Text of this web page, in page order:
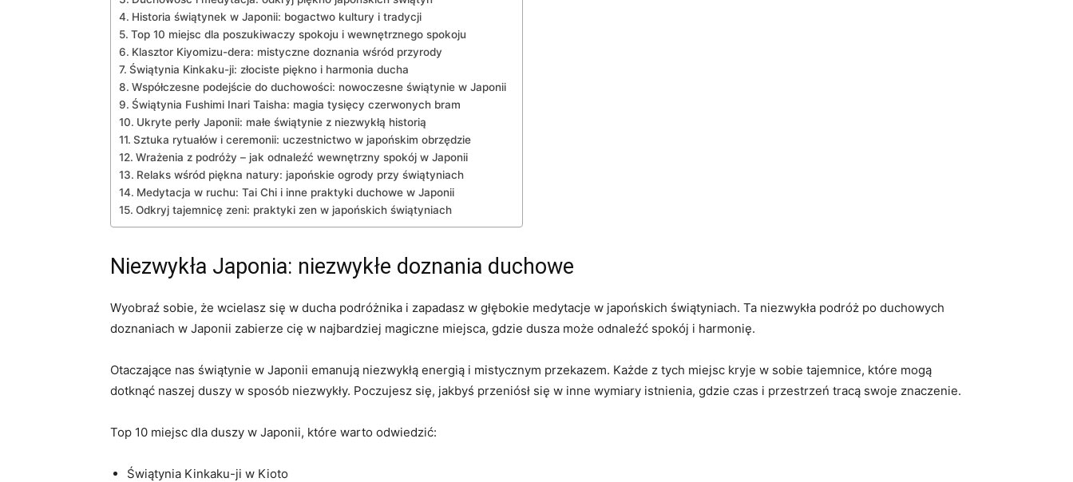
Historia świątynek w ⁣Japonii: bogactwo ‌kultury‌ i tradycji
Top 10 miejsc ⁣dla poszukiwaczy spokoju i wewnętrznego ‍spokoju
Klasztor Kiyomizu-dera: mistyczne doznania wśród przyrody
Świątynia Kinkaku-ji: złociste piękno‌ i ⁤harmonia ducha
Współczesne podejście ⁢do duchowości:⁤ nowoczesne świątynie w Japonii
Świątynia Fushimi Inari Taisha: ‌magia tysięcy⁢ czerwonych bram
Ukryte perły Japonii: małe świątynie z niezwykłą historią
Sztuka ‌rytuałów i‍ ceremonii: ​uczestnictwo w japońskim‍ obrzędzie
Wrażenia z podróży – jak odnaleźć wewnętrzny ⁢spokój w Japonii
Relaks wśród piękna natury: japońskie ogrody przy⁢ świątyniach
Medytacja ‍w ruchu: ‍Tai Chi ⁣i inne praktyki duchowe w Japonii
Odkryj tajemnicę⁤ zeni: praktyki zen ⁤w japońskich świątyniach
Niezwykła Japonia:⁣ niezwykłe doznania duchowe
Wyobraź sobie, że wcielasz się w ducha podróżnika i zapadasz w ​głębokie ⁣medytacje w japońskich świątyniach. Ta niezwykła podróż‌ po duchowych⁣
doznaniach w Japonii zabierze cię w najbardziej magiczne⁣ miejsca, gdzie dusza może odnaleźć spokój i harmonię.
Otaczające nas świątynie w Japonii emanują niezwykłą energią i mistycznym przekazem. Każde z tych miejsc kryje w sobie ‌tajemnice, które mogą
dotknąć⁢ naszej duszy ⁤w⁤ sposób niezwykły. Poczujesz się, jakbyś przeniósł się w inne wymiary istnienia, gdzie czas i ‍przestrzeń tracą swoje znaczenie.
Top 10 miejsc dla duszy w Japonii, które⁣ warto⁣ odwiedzić:
Świątynia⁢ Kinkaku-ji w Kioto